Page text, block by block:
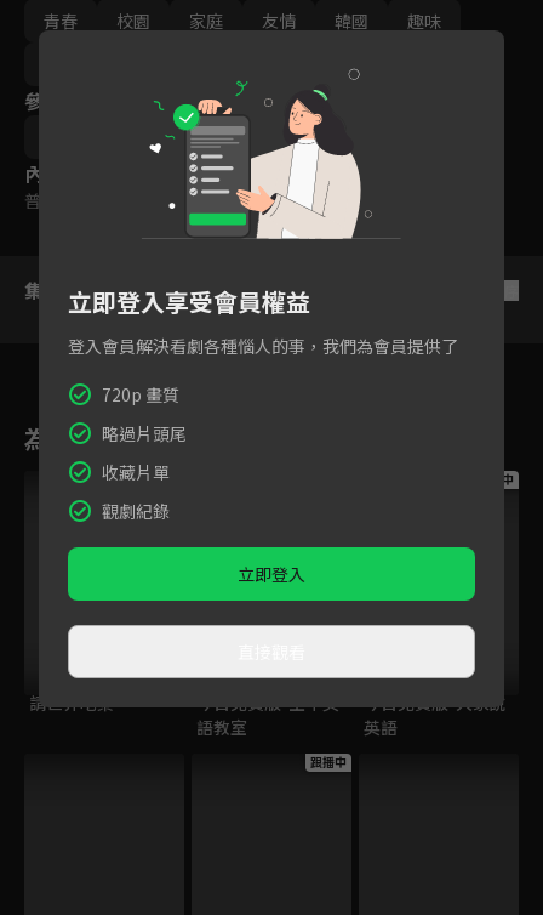
青春
校園 家庭 友情 韓國
趣味
2011-2015
參與演員
內容標籤
普遍級
集數列表
為您推薦
跟播中
請世界吃桌
今日免費版-空中英
語教室
跟播中
今日免費版-大家說
英語
跟播中
立即登入享受會員權益
登入會員解決看劇各種惱人的事，我們為會員提供了
720p 畫質
略過片頭尾
收藏片單
觀劇紀錄
立即登入